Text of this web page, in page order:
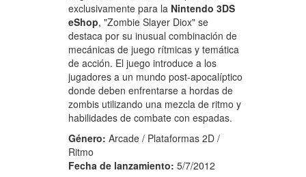
exclusivamente para la Nintendo 3DS
eShop, "Zombie Slayer Diox" se
destaca por su inusual combinación de
mecánicas de juego rítmicas y temática
de acción. El juego introduce a los
jugadores a un mundo post-apocalíptico
donde deben enfrentarse a hordas de
zombis utilizando una mezcla de ritmo y
habilidades de combate con espadas.
Género: Arcade / Plataformas 2D /
Ritmo
Fecha de lanzamiento: 5/7/2012